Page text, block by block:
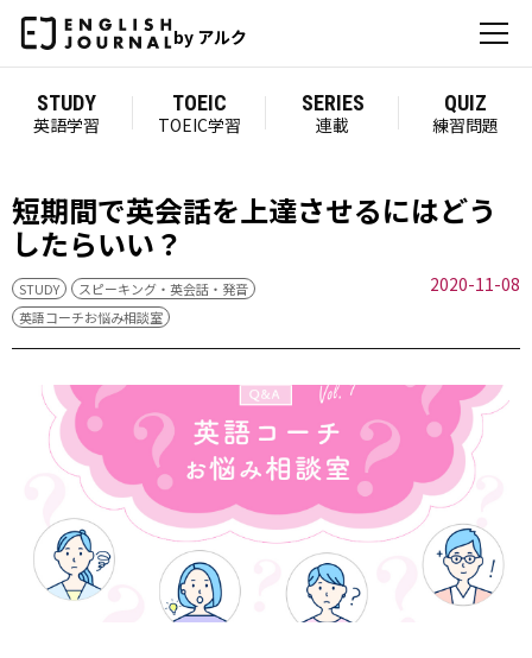
by アルク
STUDY
英語学習
TOEIC
TOEIC学習
SERIES
連載
QUIZ
練習問題
短期間で英会話を上達させるにはどう
したらいい？
STUDY
スピーキング・英会話・発音
英語コーチお悩み相談室
2020-11-08